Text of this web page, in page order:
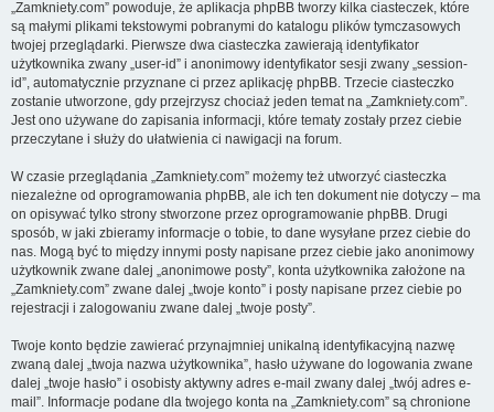
„Zamkniety.com” powoduje, że aplikacja phpBB tworzy kilka ciasteczek, które
są małymi plikami tekstowymi pobranymi do katalogu plików tymczasowych
twojej przeglądarki. Pierwsze dwa ciasteczka zawierają identyfikator
użytkownika zwany „user-id” i anonimowy identyfikator sesji zwany „session-
id”, automatycznie przyznane ci przez aplikację phpBB. Trzecie ciasteczko
zostanie utworzone, gdy przejrzysz chociaż jeden temat na „Zamkniety.com”.
Jest ono używane do zapisania informacji, które tematy zostały przez ciebie
przeczytane i służy do ułatwienia ci nawigacji na forum.
W czasie przeglądania „Zamkniety.com” możemy też utworzyć ciasteczka
niezależne od oprogramowania phpBB, ale ich ten dokument nie dotyczy – ma
on opisywać tylko strony stworzone przez oprogramowanie phpBB. Drugi
sposób, w jaki zbieramy informacje o tobie, to dane wysyłane przez ciebie do
nas. Mogą być to między innymi posty napisane przez ciebie jako anonimowy
użytkownik zwane dalej „anonimowe posty”, konta użytkownika założone na
„Zamkniety.com” zwane dalej „twoje konto” i posty napisane przez ciebie po
rejestracji i zalogowaniu zwane dalej „twoje posty”.
Twoje konto będzie zawierać przynajmniej unikalną identyfikacyjną nazwę
zwaną dalej „twoja nazwa użytkownika”, hasło używane do logowania zwane
dalej „twoje hasło” i osobisty aktywny adres e-mail zwany dalej „twój adres e-
mail”. Informacje podane dla twojego konta na „Zamkniety.com” są chronione